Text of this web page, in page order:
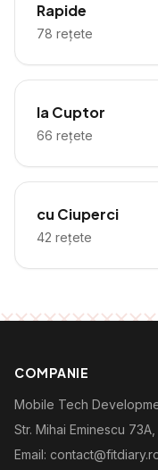
Rapide
78 rețete
la Cuptor
66 rețete
cu Ciuperci
42 rețete
COMPANIE
Mobile Tech
Str. Mihai Eminescu
Email: